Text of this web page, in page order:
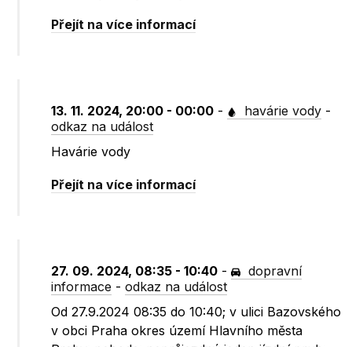
Přejít na více informací
13. 11. 2024, 20:00 - 00:00 - havárie vody -
odkaz na událost
Havárie vody
Přejít na více informací
27. 09. 2024, 08:35 - 10:40 -
dopravní
informace -odkaz na událost
Od 27.9.2024 08:35 do 10:40; v ulici Bazovského
v obci Praha okres území Hlavního města